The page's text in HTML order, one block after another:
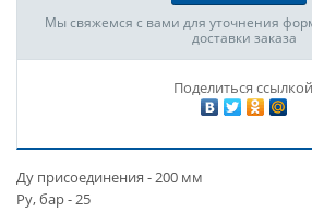
Мы свяжемся с вами для уточнения
доставки заказа
Поделиться
Ду присоединения - 200 мм
Ру, бар - 25